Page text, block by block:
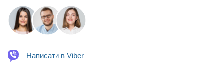
Написати в Viber